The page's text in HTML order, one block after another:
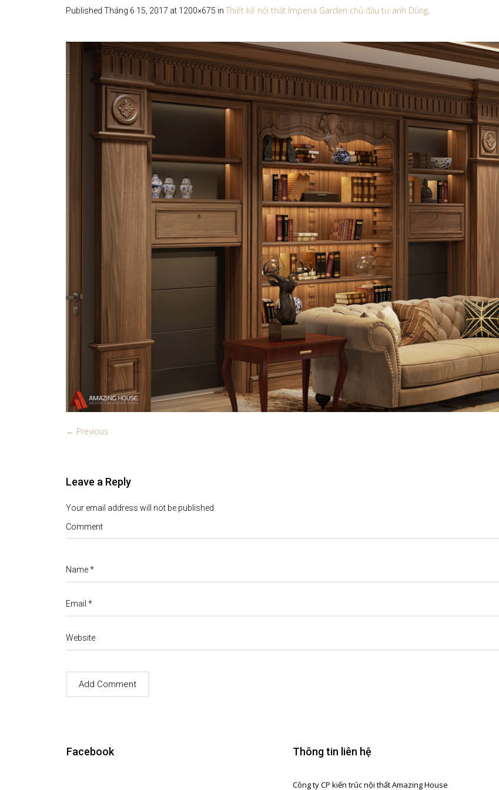
Published Tháng 6 15, 2017 at 1200×675 in Thiết kế nội thất Imperia Garden chủ đầu tư anh Dũng.
← Previous
Leave a Reply
Your email address will not be published.
Comment
Name*
Email *
Website
Facebook Thông tin liên hệ
Công ty CP kiến trúc nội thất Amazing House